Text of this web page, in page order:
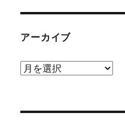
アーカイブ
ア